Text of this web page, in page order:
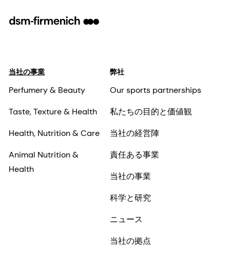
当社の事業
Perfumery & Beauty
Taste, Texture & Health
Health, Nutrition & Care
Animal Nutrition &
Health
弊社
Our sports partnerships
私たちの目的と価値観
当社の経営陣
責任ある事業
当社の事業
科学と研究
ニュース
当社の拠点